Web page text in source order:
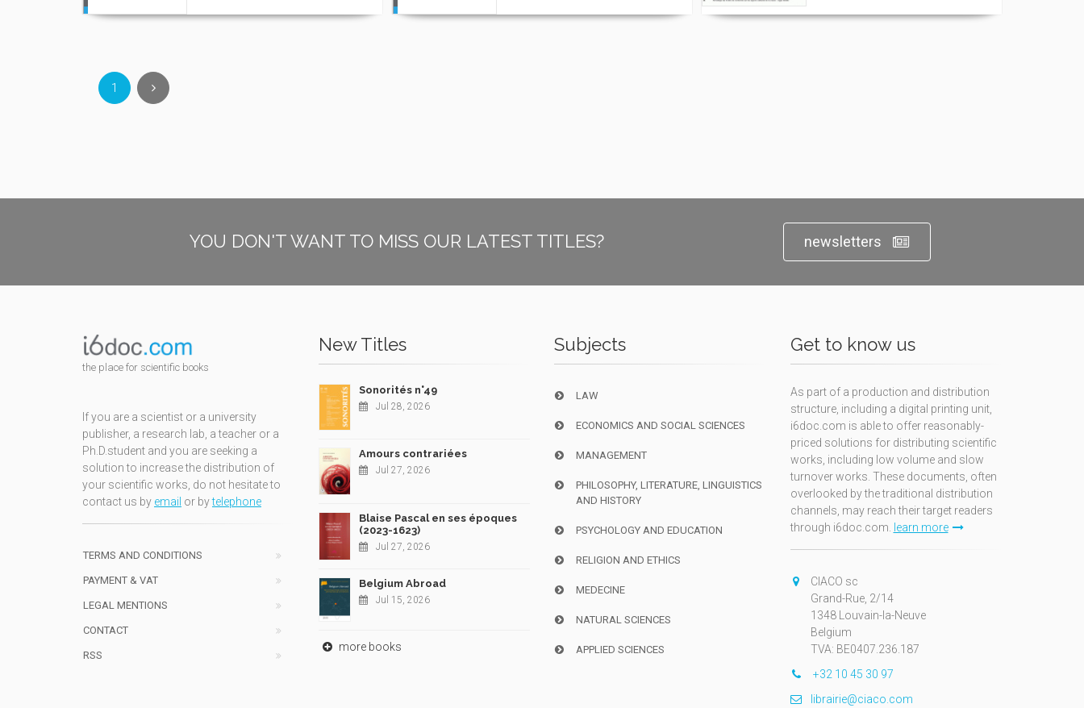
1
YOU DON'T WANT TO MISS OUR LATEST TITLES? newsletters
the place for scientific books
If you are a scientist or a university
publisher, a research lab, a teacher or a
Ph.D.student and you are seeking a
solution to increase the distribution of
your scientific works, do not hesitate to
contact us by email or bytelephone
TERMS AND CONDITIONS
PAYMENT & VAT
LEGAL MENTIONS
CONTACT
RSS
New Titles
Sonorités n°49
Jul 28, 2026
Amours contrariées
Jul 27, 2026
Blaise Pascal en ses époques
(2023-1623)
Jul 27, 2026
Belgium Abroad
Jul 15, 2026
more books
Subjects
LAW
ECONOMICS AND SOCIAL SCIENCES
MANAGEMENT
PHILOSOPHY, LITERATURE, LINGUISTICS
AND HISTORY
PSYCHOLOGY AND EDUCATION
RELIGION AND ETHICS
MEDECINE
NATURAL SCIENCES
APPLIED SCIENCES
Get to know us
As part of a production and distribution
structure, including a digital printing unit,
i6doc.com is able to offer reasonably-
priced solutions for distributing scientific
works, including low volume and slow
turnover works. These documents, often
overlooked by the traditional distribution
channels, may reach their target readers
through i6doc.com.
learn more
CIACO sc
Grand-Rue, 2/14
1348 Louvain-la-Neuve
Belgium
TVA: BE0407.236.187
+32 10 45 30 97
librairie@ciaco.com